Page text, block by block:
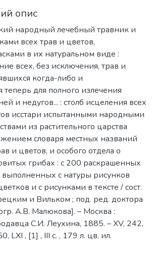
опис
народный лечебный травник и
всех трав и цветов,
в их натуральном виде :
всех, без исключения, трав и
когда-либо и
для полного излечения
и недугов... : столб исцеления всех
исстари испытанными народными
из растительного царства
словаря местных названий
и цветов, и особого отдела о
грибах : с 200 раскрашенных
с натуры рисунков
и с рисунками в тексте / сост.
и Вильком ; под. ред. доктора
А.В. Малюкова]. – Москва :
С.И. Леухина, 1885. – XV, 242,
LXI , [1] , III с. , 179 л. цв. ил.